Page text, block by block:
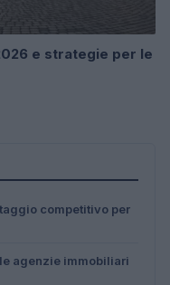
e strategie per le
competitivo per
agenzie immobiliari